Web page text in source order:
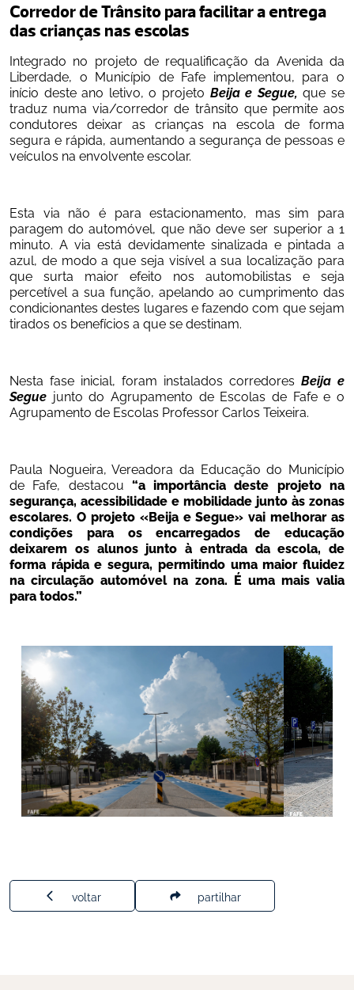
Corredor de Trânsito para facilitar a entrega
das crianças nas escolas
Integrado no projeto de requalificação da Avenida da
Liberdade, o Município de Fafe implementou, para o
início deste ano letivo, o projeto Beija e Segue, que se
traduz numa via/corredor de trânsito que permite aos
condutores deixar as crianças na escola de forma
segura e rápida, aumentando a segurança de pessoas e
veículos na envolvente escolar.
Esta via não é para estacionamento, mas sim para
paragem do automóvel, que não deve ser superior a 1
minuto. A via está devidamente sinalizada e pintada a
azul, de modo a que seja visível a sua localização para
que surta maior efeito nos automobilistas e seja
percetível a sua função, apelando ao cumprimento das
condicionantes destes lugares e fazendo com que sejam
tirados os benefícios a que se destinam.
Nesta fase inicial, foram instalados corredores Beija e
Segue junto do Agrupamento de Escolas de Fafe e o
Agrupamento de Escolas Professor Carlos Teixeira.
Paula Nogueira, Vereadora da Educação do Município
de Fafe, destacou “a importância deste projeto na
segurança, acessibilidade e mobilidade junto às zonas
escolares. O projeto «Beija e Segue» vai melhorar as
condições para os encarregados de educação
deixarem os alunos junto à entrada da escola, de
forma rápida e segura, permitindo uma maior fluidez
na circulação automóvel na zona. É uma mais valia
para todos.”
voltar partilhar